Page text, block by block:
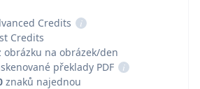
Credits
i
Credits
obrázku na obrázek/den
překlady PDF
i
znaků najednou